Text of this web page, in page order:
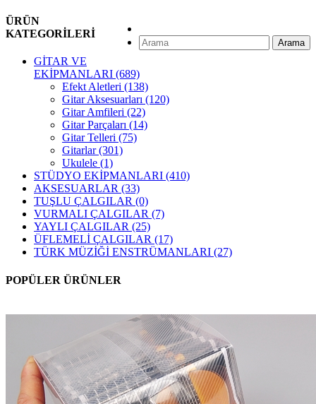
Arama
ÜRÜN
KATEGORİLERİ
GİTAR VE
EKİPMANLARI (689)
Efekt Aletleri (138)
Gitar Aksesuarları (120)
Gitar Amfileri (22)
Gitar Parçaları (14)
Gitar Telleri (75)
Gitarlar(301)
Ukulele (1)
STÜDYO EKİPMANLARI (410)
AKSESUARLAR (33)
TUŞLU ÇALGILAR (0)
VURMALI ÇALGILAR (7)
YAYLI ÇALGILAR (25)
ÜFLEMELİ ÇALGILAR (17)
TÜRK MÜZİĞİ ENSTRÜMANLARI (27)
POPÜLER ÜRÜNLER